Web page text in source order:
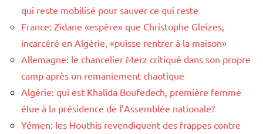
qui reste mobilisé pour sauver ce qui reste
France: Zidane «espère» que Christophe Gleizes,
incarcéré en Algérie, «puisse rentrer à la maison»
Allemagne: le chancelier Merz critiqué dans son propre
camp après un remaniement chaotique
Algérie: qui est Khalida Boufedech, première femme
élue à la présidence de l’Assemblée nationale?
Yémen: les Houthis revendiquent des frappes contre